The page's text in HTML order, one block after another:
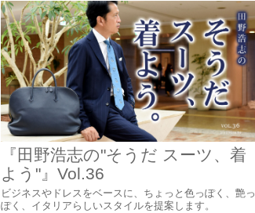
『田野浩志の"そうだ スーツ、着
よう"』Vol.36
ビジネスやドレスをベースに、ちょっと色っぽく、艶っ
ぽく、イタリアらしいスタイルを提案します。